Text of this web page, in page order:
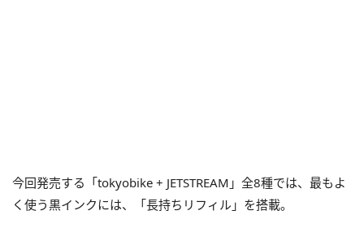
今回発売する「tokyobike + JETSTREAM」全8種では、最もよ
く使う黒インクには、「長持ちリフィル」を搭載。